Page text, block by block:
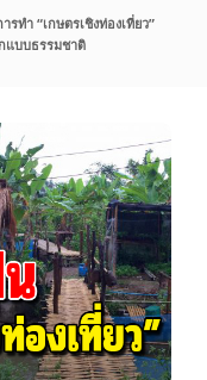
รทำ “เกษตรเชิงท่องเที่ยว”
แบบธรรมชาติ